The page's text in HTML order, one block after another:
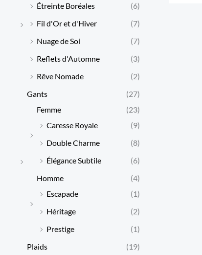
Étreinte Boréales
(6)
Fil d'Or et d'Hiver
(7)
Nuage de Soi
(7)
Reflets d'Automne
(3)
Rêve Nomade
(2)
Gants
(27)
Femme
(23)
Caresse Royale
(9)
Double Charme
(8)
Élégance Subtile
(6)
Homme
(4)
Escapade
(1)
Héritage
(2)
Prestige
(1)
Plaids
(19)